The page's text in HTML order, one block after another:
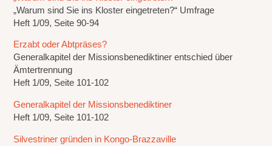
„Warum sind Sie ins Kloster eingetreten?“ Umfrage
Heft 1/09, Seite 90-94
Erzabt oder Abtpräses?
Generalkapitel der Missionsbenediktiner entschied über
Ämtertrennung
Heft 1/09, Seite 101-102
Generalkapitel der Missionsbenediktiner
Heft 1/09, Seite 101-102
Silvestriner gründen in Kongo-Brazzaville